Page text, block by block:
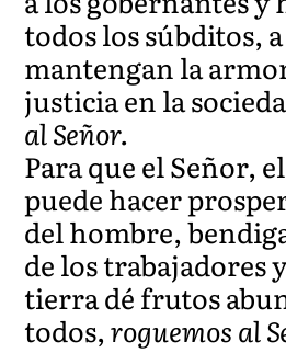
todos los súbditos,
mantengan la
justicia en la
al Señor.
Para que el Señor,
puede hacer
del hombre,
de los trabajadores
tierra dé frutos
todos,roguemos al